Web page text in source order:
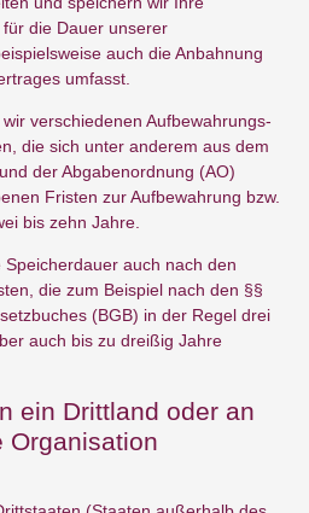
die Dauer unserer
auch die Anbahnung
umfasst.
verschiedenen Aufbewahrungs-
die sich unter anderem aus dem
der Abgabenordnung (AO)
Fristen zur Aufbewahrung bzw.
bis zehn Jahre.
auch nach den
die zum Beispiel nach den §§
(BGB) in der Regel drei
auch bis zu dreißig Jahre
ein Drittland oder an
Organisation